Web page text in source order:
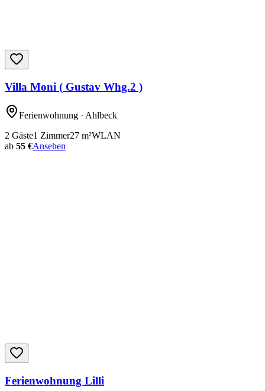
Villa Moni ( Gustav Whg.2 )
Ferienwohnung · Ahlbeck
2 Gäste1 Zimmer27 m²WLAN
ab 55 €Ansehen
Ferienwohnung Lilli